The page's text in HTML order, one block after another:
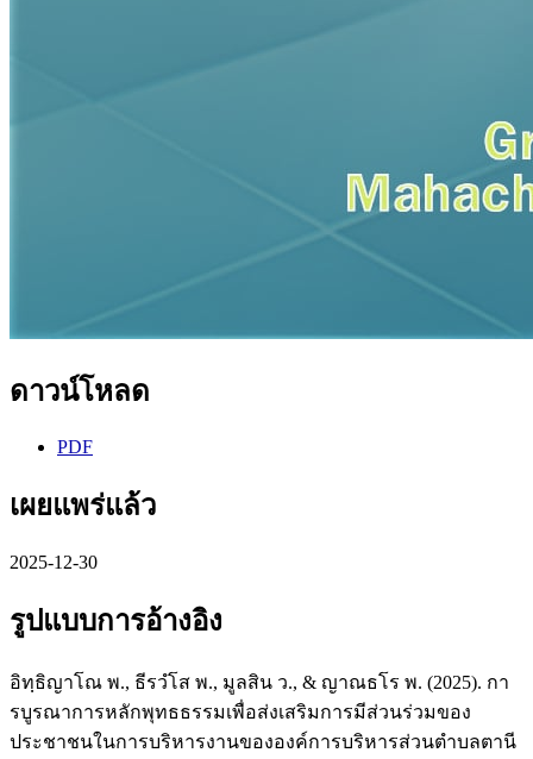
ดาวน์โหลด
PDF
เผยแพร่แล้ว
2025-12-30
รูปแบบการอ้างอิง
อิทฺธิญาโณ พ., ธีรวํโส พ., มูลสิน ว., & ญาณธโร พ. (2025). กา
รบูรณาการหลักพุทธธรรมเพื่อส่งเสริมการมีส่วนร่วมของ
ประชาชนในการบริหารงานขององค์การบริหารส่วนตำบลตานี